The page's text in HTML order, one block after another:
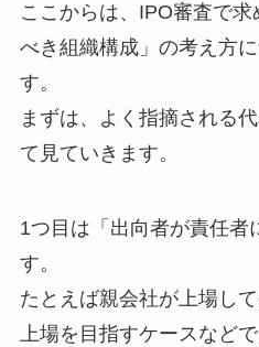
ここからは、IPO審査で
べき組織構成」の考え方
す。
まずは、よく指摘される
て見ていきます。
1つ目は「出向者が責任者
す。
たとえば親会社が上場し
上場を目指すケースなど